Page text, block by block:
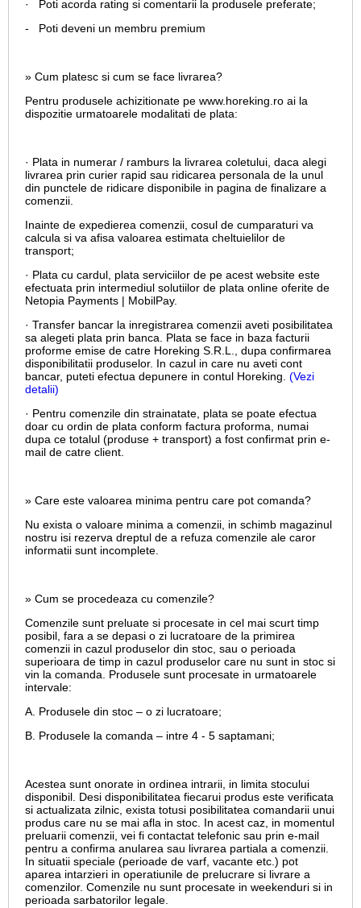
· Poti acorda rating si comentarii la produsele preferate;
- Poti deveni un membru premium
» Cum platesc si cum se face livrarea?
Pentru produsele achizitionate pe www.horeking.ro ai la
dispozitie urmatoarele modalitati de plata:
· Plata in numerar / ramburs la livrarea coletului, daca alegi
livrarea prin curier rapid sau ridicarea personala de la unul
din punctele de ridicare disponibile in pagina de finalizare a
comenzii.
Inainte de expedierea comenzii, cosul de cumparaturi va
calcula si va afisa valoarea estimata cheltuielilor de
transport;
· Plata cu cardul, plata serviciilor de pe acest website este
efectuata prin intermediul solutiilor de plata online oferite de
Netopia Payments | MobilPay.
· Transfer bancar la inregistrarea comenzii aveti posibilitatea
sa alegeti plata prin banca. Plata se face in baza facturii
proforme emise de catre Horeking S.R.L., dupa confirmarea
disponibilitatii produselor. In cazul in care nu aveti cont
bancar, puteti efectua depunere in contul Horeking. (Vezi
detalii)
· Pentru comenzile din strainatate, plata se poate efectua
doar cu ordin de plata conform factura proforma, numai
dupa ce totalul (produse + transport) a fost confirmat prin e-
mail de catre client.
» Care este valoarea minima pentru care pot comanda?
Nu exista o valoare minima a comenzii, in schimb magazinul
nostru isi rezerva dreptul de a refuza comenzile ale caror
informatii sunt incomplete.
» Cum se procedeaza cu comenzile?
Comenzile sunt preluate si procesate in cel mai scurt timp
posibil, fara a se depasi o zi lucratoare de la primirea
comenzii in cazul produselor din stoc, sau o perioada
superioara de timp in cazul produselor care nu sunt in stoc si
vin la comanda. Produsele sunt procesate in urmatoarele
intervale:
A. Produsele din stoc – o zi lucratoare;
B. Produsele la comanda – intre 4 - 5 saptamani;
Acestea sunt onorate in ordinea intrarii, in limita stocului
disponibil. Desi disponibilitatea fiecarui produs este verificata
si actualizata zilnic, exista totusi posibilitatea comandarii unui
produs care nu se mai afla in stoc. In acest caz, in momentul
preluarii comenzii, vei fi contactat telefonic sau prin e-mail
pentru a confirma anularea sau livrarea partiala a comenzii.
In situatii speciale (perioade de varf, vacante etc.) pot
aparea intarzieri in operatiunile de prelucrare si livrare a
comenzilor. Comenzile nu sunt procesate in weekenduri si in
perioada sarbatorilor legale.